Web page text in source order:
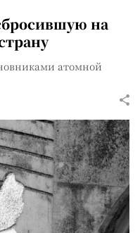
на
атомной